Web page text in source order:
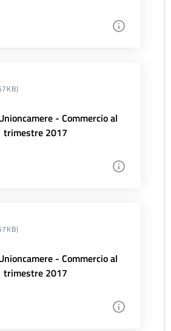
- Commercio al
trimestre 2017
- Commercio al
trimestre 2017